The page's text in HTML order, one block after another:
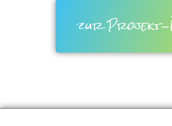
zur Projekt-